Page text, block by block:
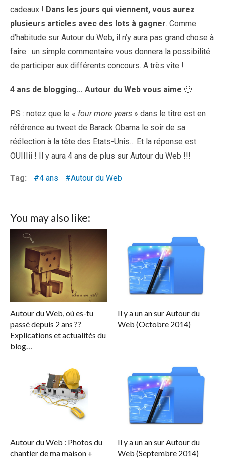
cadeaux ! Dans les jours qui viennent, vous aurez
plusieurs articles avec des lots à gagner. Comme
d’habitude sur Autour du Web, il n’y aura pas grand chose à
faire : un simple commentaire vous donnera la possibilité
de participer aux différents concours. A très vite !
4 ans de blogging… Autour du Web vous aime 🙂
P.S : notez que le « four more years » dans le titre est en
référence au tweet de Barack Obama le soir de sa
réélection à la tête des Etats-Unis… Et la réponse est
OUIIIii ! Il y aura 4 ans de plus sur Autour du Web !!!
Tag: 4 ans Autour du Web
You may also like:
Autour du Web, où es-tu
passé depuis 2 ans ??
Explications et actualités du
blog…
Il y a un an sur Autour du
Web (Octobre 2014)
Autour du Web : Photos du
chantier de ma maison +
Il y a un an sur Autour du
Web (Septembre 2014)